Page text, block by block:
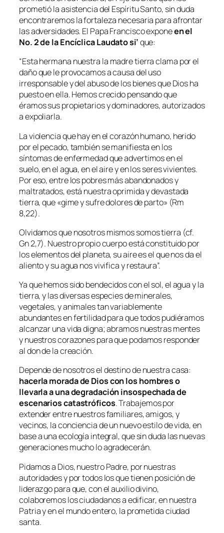
prometió la asistencia del Espíritu Santo, sin duda
encontraremos la fortaleza necesaria para afrontar
las adversidades. El Papa Francisco exponeen el
No. 2 de la EncíclicaLaudato si’que:
“Esta hermana nuestra la madre tierra clama por el
daño que le provocamos a causa del uso
irresponsable y del abuso de los bienes que Dios ha
puesto en ella. Hemos crecido pensando que
éramos sus propietarios y dominadores, autorizados
a expoliarla.
La violencia que hay en el corazón humano, herido
por el pecado, también se manifiesta en los
síntomas de enfermedad que advertimos en el
suelo, en el agua, en el aire y en los seres vivientes.
Por eso, entre los pobres más abandonados y
maltratados, está nuestra oprimida y devastada
tierra, que «gime y sufre dolores de parto» (Rm
8,22).
Olvidamos que nosotros mismos somos tierra (cf.
Gn 2,7). Nuestro propio cuerpo está constituido por
los elementos del planeta, su aire es el que nos da el
aliento y su agua nos vivifica y restaura”.
Ya que hemos sido bendecidos con el sol, el agua y la
tierra, y las diversas especies de minerales,
vegetales, y animales tan variablemente
abundantes en fertilidad para que todos pudiéramos
alcanzar una vida digna; abramos nuestras mentes
y nuestros corazones para que podamos responder
al don de la creación.
Depende de nosotros el destino de nuestra casa:
hacerla morada de Dios con los hombres o
llevarla a una degradación insospechada de
escenarios catastróficos. Trabajemos por
extender entre nuestros familiares, amigos, y
vecinos, la conciencia de un nuevo estilo de vida, en
base a una ecología integral, que sin duda las nuevas
generaciones mucho lo agradecerán.
Pidamos a Dios, nuestro Padre, por nuestras
autoridades y por todos los que tienen posición de
liderazgo para que, con el auxilio divino,
colaboremos los ciudadanos a edificar, en nuestra
Patria y en el mundo entero, la prometida ciudad
santa.